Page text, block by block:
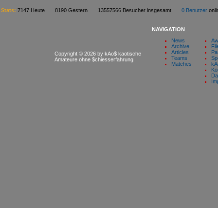
Stats: 7147 Heute 8190 Gestern 13557566 Besucher insgesamt 0 Benutzer
Copyright © 2026 by kAo$ kaotische
Amateure ohne $chiesserfahrung
NAVIGATION
News
Archive
Articles
Teams
Matches